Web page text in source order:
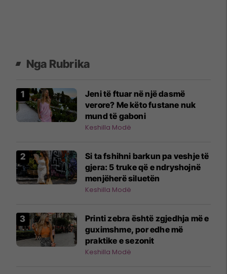
Nga Rubrika
Jeni të ftuar në një dasmë
verore? Me këto fustane nuk
mund të gaboni
Keshilla Modë
Si ta fshihni barkun pa veshje të
gjera: 5 truke që e ndryshojnë
menjëherë siluetën
Keshilla Modë
Printi zebra është zgjedhja më e
guximshme, por edhe më
praktike e sezonit
Keshilla Modë